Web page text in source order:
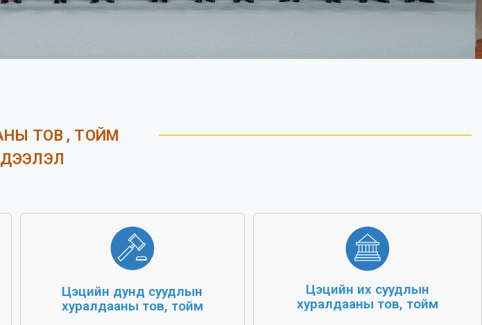
ТОВ , ТОЙМ
Цэцийн дунд суудлын
хуралдааны тов, тойм
Цэцийн их суудлын
хуралдааны тов, тойм